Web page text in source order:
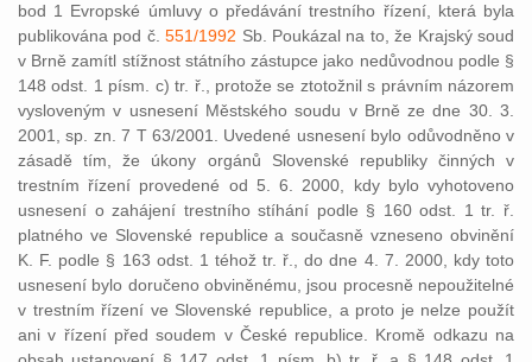
bod 1 Evropské úmluvy o předávání trestního řízení, která byla
publikována pod č.551/1992 Sb. Poukázal na to, že Krajský soud
v Brně zamítl stížnost státního zástupce jako nedůvodnou podle §
148 odst. 1 písm. c) tr. ř., protože se ztotožnil s právním názorem
vysloveným v usnesení Městského soudu v Brně ze dne 30. 3.
2001, sp. zn. 7 T 63/2001. Uvedené usnesení bylo odůvodněno v
zásadě tím, že úkony orgánů Slovenské republiky činných v
trestním řízení provedené od 5. 6. 2000, kdy bylo vyhotoveno
usnesení o zahájení trestního stíhání podle § 160 odst. 1 tr. ř.
platného ve Slovenské republice a současně vzneseno obvinění
K. F. podle § 163 odst. 1 téhož tr. ř., do dne 4. 7. 2000, kdy toto
usnesení bylo doručeno obviněnému, jsou procesně nepoužitelné
v trestním řízení ve Slovenské republice, a proto je nelze použít
ani v řízení před soudem v České republice. Kromě odkazu na